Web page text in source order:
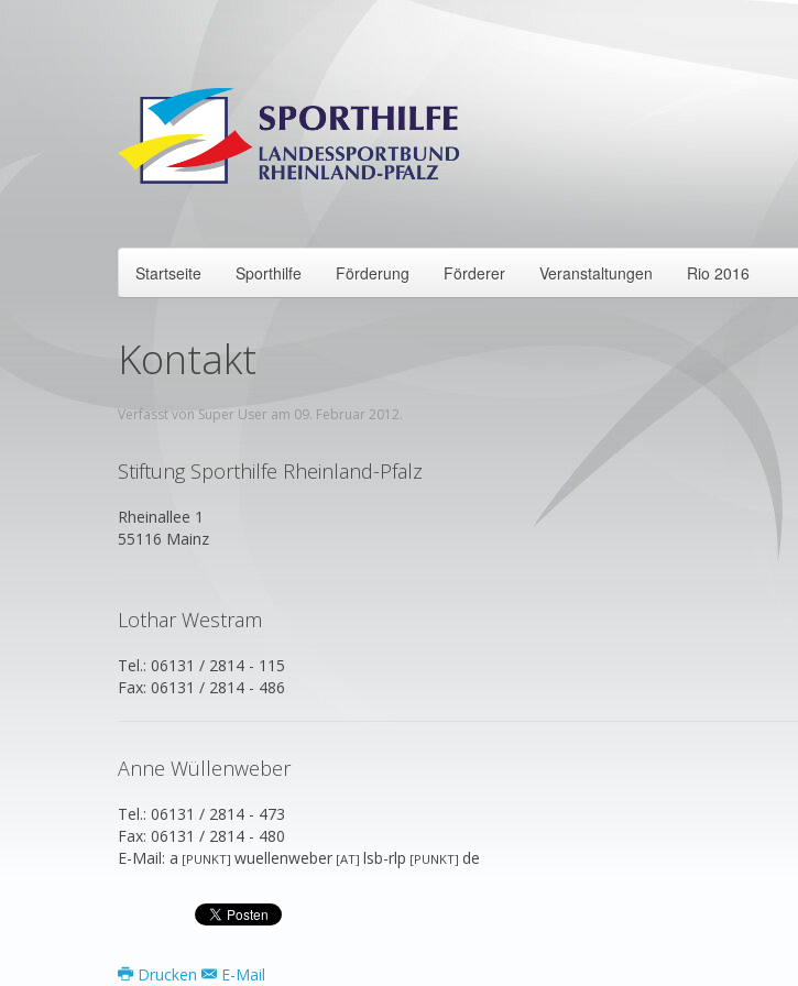
Startseite Sporthilfe Förderung Förderer Veranstaltungen Rio 2016
Kontakt
Verfasst von Super User am 09. Februar 2012.
Stiftung Sporthilfe Rheinland-Pfalz
Rheinallee 1
55116 Mainz
Lothar Westram
Tel.: 06131 / 2814 - 115
Fax: 06131 / 2814 - 486
Anne Wüllenweber
Tel.: 06131 / 2814 - 473
Fax: 06131 / 2814 - 480
E-Mail: a [PUNKT] wuellenweber [AT] lsb-rlp [PUNKT] de
Drucken E-Mail